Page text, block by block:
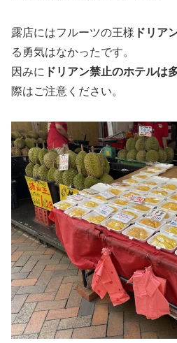
露店にはフルーツの王様 ドリア
る勇気はなかったです。
因みに ドリアン禁止のホテルは
際はご注意ください。